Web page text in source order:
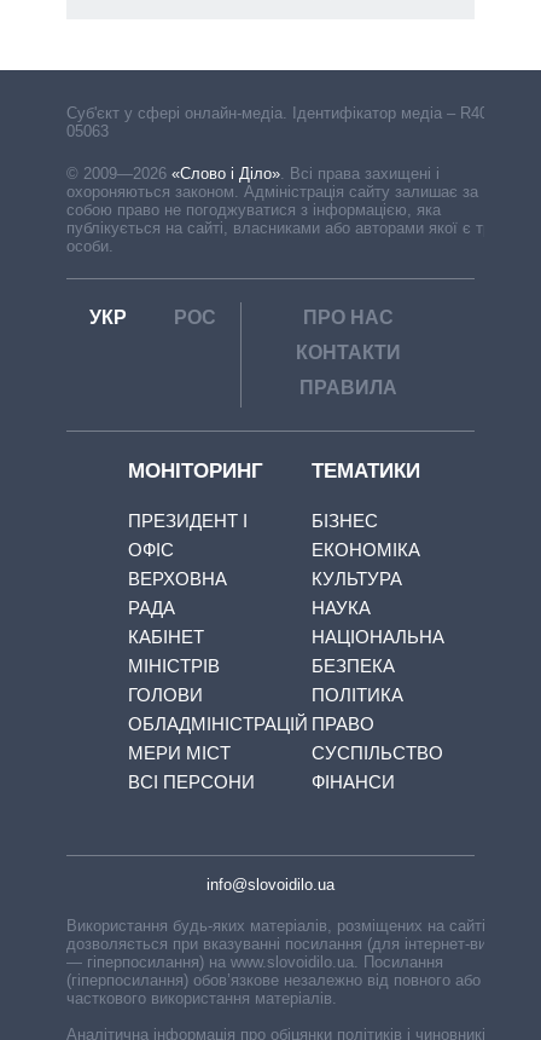
Cуб'єкт у сфері онлайн-медіа. Ідентифікатор медіа – R40-
05063
© 2009—2026 «Слово і Діло» Всі права захищені і
охороняються законом. Адміністрація сайту залишає за
собою право не погоджуватися з інформацією, яка
публікується на сайті, власниками або авторами якої є треті
особи.
УКР РОС
ПРО НАС
КОНТАКТИ
ПРАВИЛА
МОНІТОРИНГ
ПРЕЗИДЕНТ І
ОФІС
ВЕРХОВНА
РАДА
КАБІНЕТ
МІНІСТРІВ
ГОЛОВИ
ОБЛАДМІНІСТРАЦІЙ
МЕРИ МІСТ
ВСІ ПЕРСОНИ
ТЕМАТИКИ
БІЗНЕС
ЕКОНОМІКА
КУЛЬТУРА
НАУКА
НАЦІОНАЛЬНА
БЕЗПЕКА
ПОЛІТИКА
ПРАВО
СУСПІЛЬСТВО
ФІНАНСИ
info@slovoidilo.ua
Використання будь-яких матеріалів, розміщених на сайті,
дозволяється при вказуванні посилання (для інтернет-видань
— гіперпосилання) на www.slovoidilo.ua. Посилання
(гіперпосилання) обов’язкове незалежно від повного або
часткового використання матеріалів.
Аналітична інформація про обіцянки політиків і чиновників,